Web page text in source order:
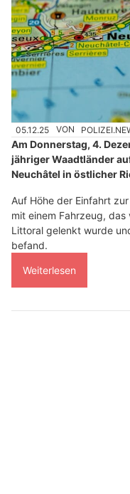
05.12.25 VON
Am Donnerstag, 4.
jähriger Waadtländer
Neuchâtel in östlicher
Auf Höhe der Einfahrt
mit einem Fahrzeug,
Littoral gelenkt wurde
befand.
Weiterlesen